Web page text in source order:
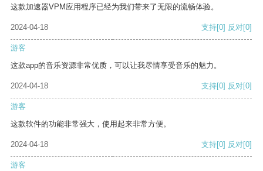
这款加速器VPM应用程序已经为我们带来了无限的流畅体验。
2024-04-18 支持[0] 反对[0]
游客
这款app的音乐资源非常优质，可以让我尽情享受音乐的魅力。
2024-04-18 支持[0] 反对[0]
游客
这款软件的功能非常强大，使用起来非常方便。
2024-04-18 支持[0] 反对[0]
游客